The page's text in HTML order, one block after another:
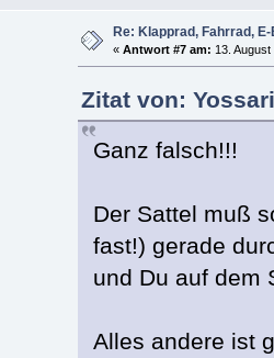
Re: Klapprad, Fahrrad,
« Antwort #7 am: 13.
Zitat von:
Ganz falsch!!!
Der Sattel muß
fast!) gerade
und Du auf dem
Alles andere ist